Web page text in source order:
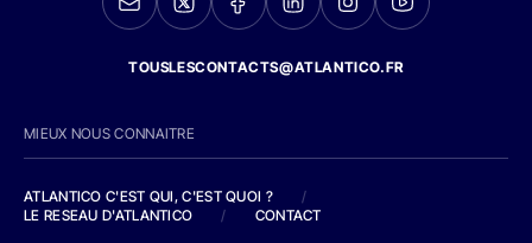
TOUSLESCONTACTS@ATLANTICO.FR
MIEUX NOUS CONNAITRE
ATLANTICO C'EST QUI, C'EST QUOI ?
/
LE RESEAU D'ATLANTICO
/ CONTACT